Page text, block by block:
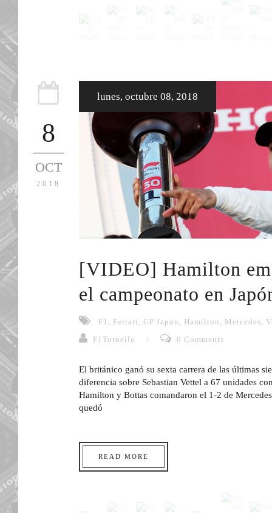
8
OCT
2018
lunes, octubre 08, 2018
[VIDEO] Hamilton
el campeonato en
F1 Ferrari GP Japon Hamilton Mercedes
F1Tornello
/ 0 Comments
El británico ganó su sexta carrera de las últimas
diferencia sobre Sebastian Vettel a 67 unidades
Hamilton y Bottas comandaron el 1-2 de
quedó
READ MORE